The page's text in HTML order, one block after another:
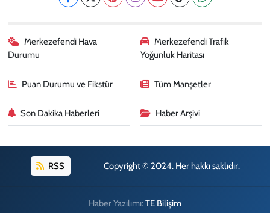
Merkezefendi Hava
Durumu
Merkezefendi Trafik
Yoğunluk Haritası
Puan Durumu ve Fikstür Tüm Manşetler
Son Dakika Haberleri Haber Arşivi
RSS Copyright © 2024. Her hakkı saklıdır.
Haber Yazılımı:TE Bilişim